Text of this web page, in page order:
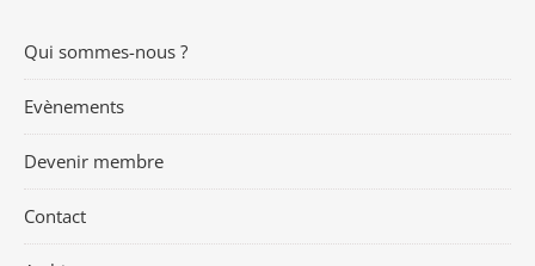
Qui sommes-nous ?
Evènements
Devenir membre
Contact